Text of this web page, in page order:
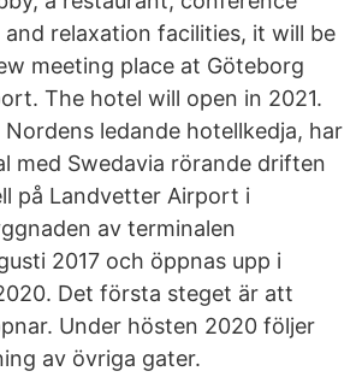
relaxation facilities, it will be
meeting place at Göteborg
The hotel will open in 2021.
Nordens ledande hotellkedja, har
med Swedavia rörande driften
på Landvetter Airport i
av terminalen
2017 och öppnas upp i
Det första steget är att
Under hösten 2020 följer
av övriga gater.